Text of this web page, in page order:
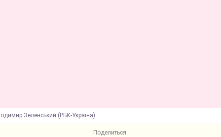
Зеленський (РБК-Україна)
Поделиться: